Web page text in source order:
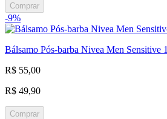
Comprar
-9%
Bálsamo Pós-barba Nivea Men Sensitive
R$ 55,00
R$ 49,90
Comprar